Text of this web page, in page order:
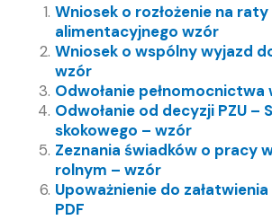
Wniosek o rozłożenie na raty
alimentacyjnego wzór
Wniosek o wspólny wyjazd
wzór
Odwołanie pełnomocnictwa
Odwołanie od decyzji PZU –
skokowego – wzór
Zeznania świadków o pracy
rolnym – wzór
Upoważnienie do
PDF